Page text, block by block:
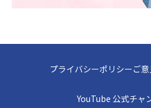
プライバシーポリシーご
YouTube 公式チャ